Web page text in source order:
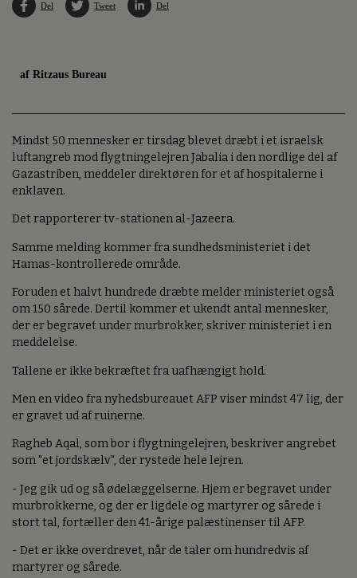
Del Tweet Del
af Ritzaus Bureau
Mindst 50 mennesker er tirsdag blevet dræbt i et israelsk
luftangreb mod flygtningelejren Jabalia i den nordlige del af
Gazastriben, meddeler direktøren for et af hospitalerne i
enklaven.
Det rapporterer tv-stationen al-Jazeera.
Samme melding kommer fra sundhedsministeriet i det
Hamas-kontrollerede område.
Foruden et halvt hundrede dræbte melder ministeriet også
om 150 sårede. Dertil kommer et ukendt antal mennesker,
der er begravet under murbrokker, skriver ministeriet i en
meddelelse.
Tallene er ikke bekræftet fra uafhængigt hold.
Men en video fra nyhedsbureauet AFP viser mindst 47 lig, der
er gravet ud af ruinerne.
Ragheb Aqal, som bor i flygtningelejren, beskriver angrebet
som "et jordskælv", der rystede hele lejren.
- Jeg gik ud og så ødelæggelserne. Hjem er begravet under
murbrokkerne, og der er ligdele og martyrer og sårede i
stort tal, fortæller den 41-årige palæstinenser til AFP.
- Det er ikke overdrevet, når de taler om hundredvis af
martyrer og sårede.